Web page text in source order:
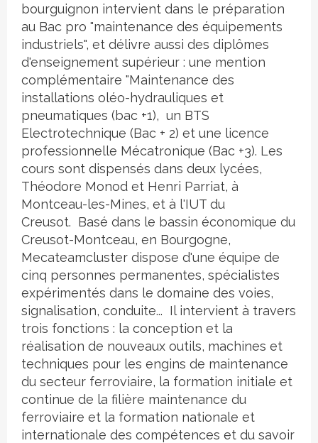
bourguignon intervient dans le préparation
au Bac pro "maintenance des équipements
industriels", et délivre aussi des diplômes
d'enseignement supérieur : une mention
complémentaire "Maintenance des
installations oléo-hydrauliques et
pneumatiques (bac +1), un BTS
Electrotechnique (Bac + 2) et une licence
professionnelle Mécatronique (Bac +3). Les
cours sont dispensés dans deux lycées,
Théodore Monod et Henri Parriat, à
Montceau-les-Mines, et à l'IUT du
Creusot. Basé dans le bassin économique du
Creusot-Montceau, en Bourgogne,
Mecateamcluster dispose d'une équipe de
cinq personnes permanentes, spécialistes
expérimentés dans le domaine des voies,
signalisation, conduite... Il intervient à travers
trois fonctions : la conception et la
réalisation de nouveaux outils, machines et
techniques pour les engins de maintenance
du secteur ferroviaire, la formation initiale et
continue de la filière maintenance du
ferroviaire et la formation nationale et
internationale des compétences et du savoir